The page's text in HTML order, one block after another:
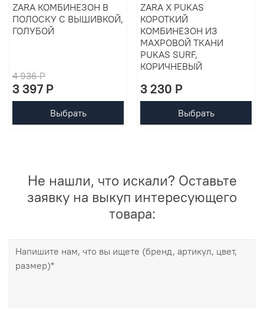
ZARA КОМБИНЕЗОН В
ПОЛОСКУ С ВЫШИВКОЙ,
ГОЛУБОЙ
4 936 P
3 397 P
Выбрать
ZARA X PUKAS
КОРОТКИЙ
КОМБИНЕЗОН ИЗ
МАХРОВОЙ ТКАНИ
PUKAS SURF,
КОРИЧНЕВЫЙ
3 230 P
Выбрать
Не нашли, что искали? Оставьте
заявку на выкуп интересующего
товара: